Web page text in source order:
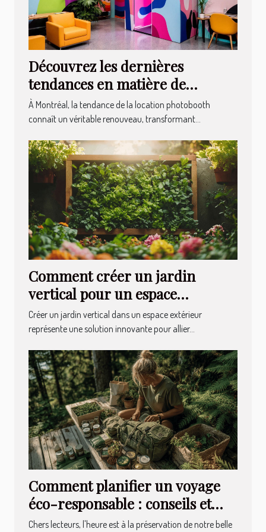
Découvrez les dernières
tendances en matière de
location photobooth à Montréal
À Montréal, la tendance de la location photobooth
connaît un véritable renouveau, transformant...
Comment créer un jardin
vertical pour un espace
extérieur durable
Créer un jardin vertical dans un espace extérieur
représente une solution innovante pour allier...
Comment planifier un voyage
éco-responsable : conseils et
astuces
Chers lecteurs, l'heure est à la préservation de notre belle